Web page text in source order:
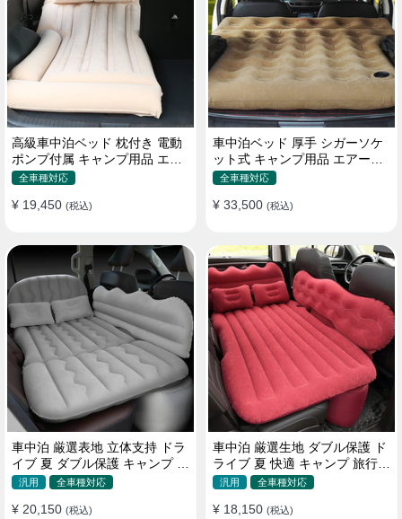
高級車中泊ベッド 枕付き 電動
ポンプ付属 キャンプ用品 エア
ーベッド 普通車 SUV
全車種対応
¥ 19,450 (税込)
車中泊ベッド 厚手 シガーソケ
ット式 キャンプ用品 エアーベ
ッド 収納袋付き 普通車 SUV適
全車種対応
¥ 33,500 (税込)
車中泊 厳選表地 立体支持 ドラ
イブ 夏 ダブル保護 キャンプ 旅
行 収納便利 取付簡単 全車種 エ
汎用 全車種対応
¥ 20,150 (税込)
車中泊 厳選生地 ダブル保護 ド
ライブ 夏 快適 キャンプ 旅行
収納便利 全車種 多色 エアーベ
汎用 全車種対応
¥ 18,150 (税込)